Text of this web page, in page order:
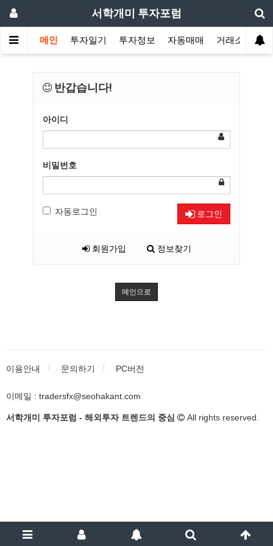
서학개미 투자포럼
메인 투자일기 투자정보 자동매매 거래소
반갑습니다!
아이디
비밀번호
자동로그인 로그인
회원가입 정보찾기
메인으로
이용안내 문의하기 PC버전
이메일 : tradersfx@seohakant.com
서학개미 투자포럼 - 해외투자 트렌드의 중심 All rights reserved.